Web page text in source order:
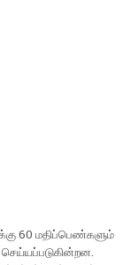
60 மதிப்பெண்களும்
செய்யப்படுகின்றன.